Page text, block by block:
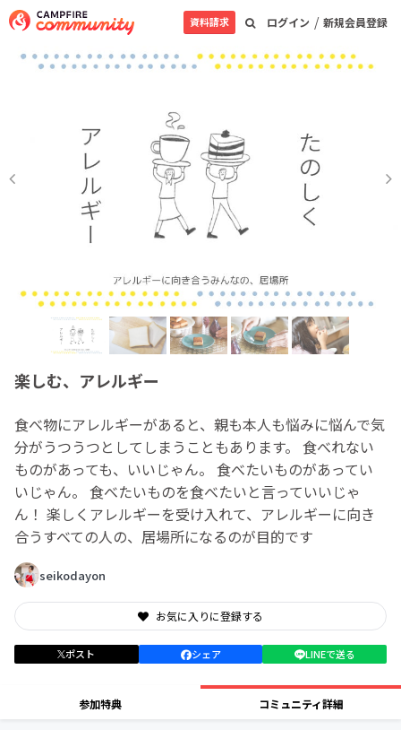
ログイン / 新規会員登録
資料請求
楽しむ、アレルギー
食べ物にアレルギーがあると、親も本人も悩みに悩んで気
分がうつうつとしてしまうこともあります。 食べれない
ものがあっても、いいじゃん。 食べたいものがあってい
いじゃん。 食べたいものを食べたいと言っていいじゃ
ん！ 楽しくアレルギーを受け入れて、アレルギーに向き
合うすべての人の、居場所になるのが目的です
seikodayon
お気に入りに登録する
ポスト シェア LINEで送る
参加特典 コミュニティ詳細